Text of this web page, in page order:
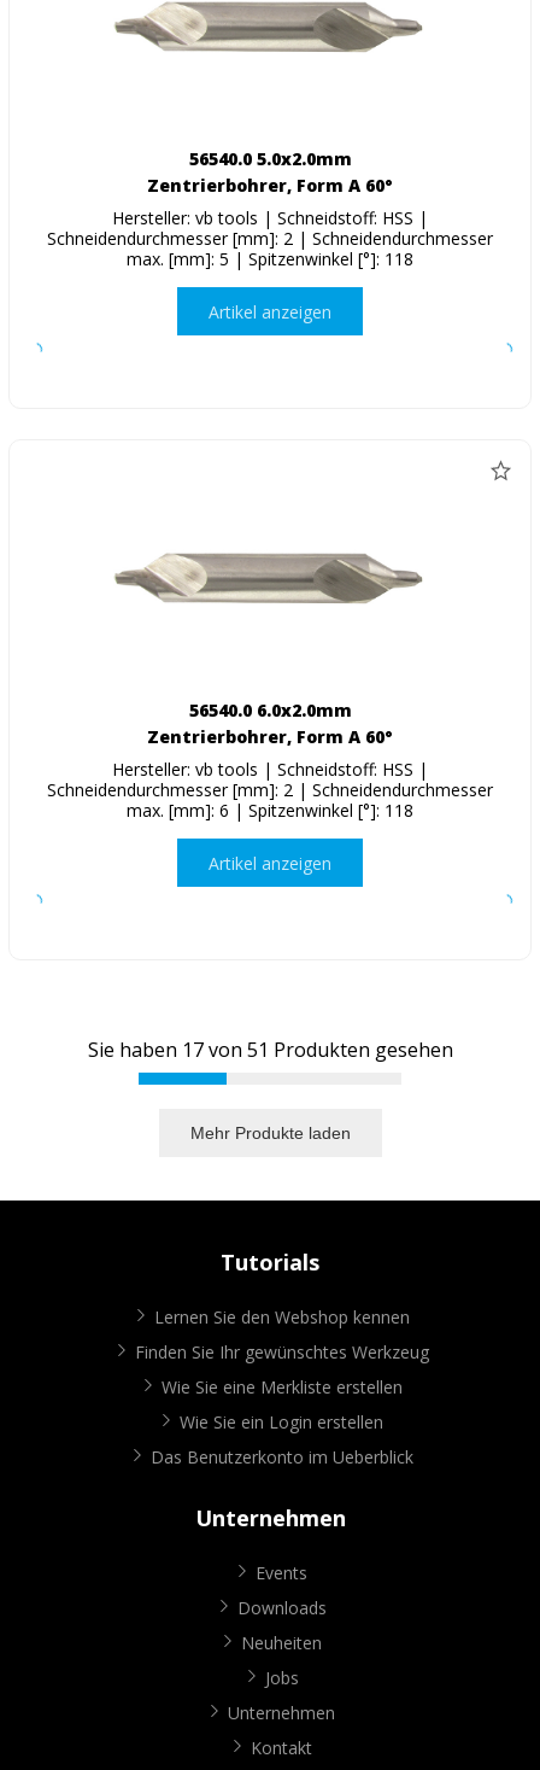
56540.0 5.0x2.0mm
Zentrierbohrer, Form A 60°
Hersteller: vb tools | Schneidstoff: HSS |
Schneidendurchmesser [mm]: 2 | Schneidendurchmesser
max. [mm]: 5 | Spitzenwinkel [°]: 118
Artikel anzeigen
56540.0 6.0x2.0mm
Zentrierbohrer, Form A 60°
Hersteller: vb tools | Schneidstoff: HSS |
Schneidendurchmesser [mm]: 2 | Schneidendurchmesser
max. [mm]: 6 | Spitzenwinkel [°]: 118
Artikel anzeigen
Sie haben 17von 51 Produkten gesehen
Mehr Produkte laden
Tutorials
Lernen Sie den Webshop kennen
Finden Sie Ihr gewünschtes Werkzeug
Wie Sie eine Merkliste erstellen
Wie Sie ein Login erstellen
Das Benutzerkonto im Ueberblick
Unternehmen
Events
Downloads
Neuheiten
Jobs
Unternehmen
Kontakt